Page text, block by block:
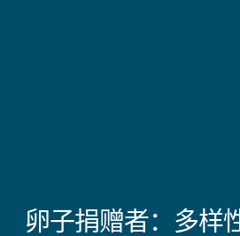
卵子捐赠者：多样